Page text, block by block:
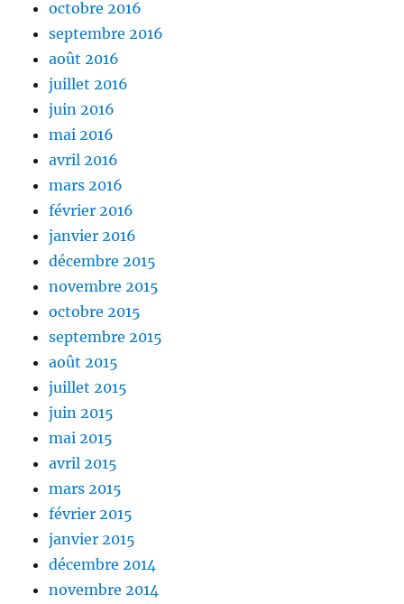
octobre 2016
septembre 2016
août 2016
juillet 2016
juin 2016
mai 2016
avril 2016
mars 2016
février 2016
janvier 2016
décembre 2015
novembre 2015
octobre 2015
septembre 2015
août 2015
juillet 2015
juin 2015
mai 2015
avril 2015
mars 2015
février 2015
janvier 2015
décembre 2014
novembre 2014